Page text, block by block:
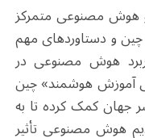
و هوش مصنوعی متمرکز
و دستاوردهای مهم
هوش مصنوعی در
آموزش هوشمند» چین
جهان کمک کرده تا به
هوش مصنوعی تأثیر